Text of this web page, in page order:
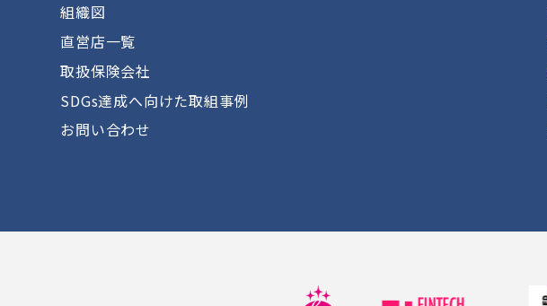
組織図
直営店一覧
取扱保険会社
SDGs達成へ向けた取組事例
お問い合わせ